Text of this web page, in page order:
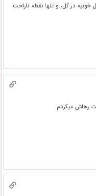
در کل، و تنها نقطه ناراحت